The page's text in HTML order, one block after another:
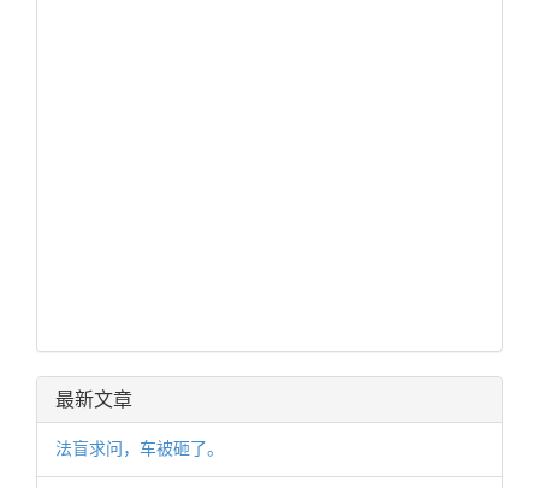
最新文章
法盲求问，车被砸了。